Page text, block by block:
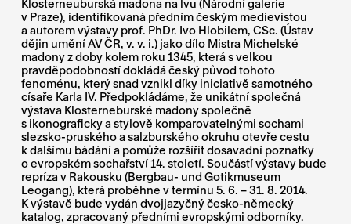
Klosterneuburská madona na lvu (Národní galerie
v Praze), identifikovaná předním českým medievistou
a autorem výstavy prof. PhDr. Ivo Hlobilem, CSc. (Ústav
dějin umění AV ČR, v. v. i.) jako dílo Mistra Michelské
madony z doby kolem roku 1345, která s velkou
pravděpodobností dokládá český původ tohoto
fenoménu, který snad vznikl díky iniciativě samotného
císaře Karla IV. Předpokládáme, že unikátní společná
výstava Klosterneburské madony společně
s ikonograficky a stylově komparovatelnými sochami
slezsko-pruského a salzburského okruhu otevře cestu
k dalšímu bádání a pomůže rozšířit dosavadní poznatky
o evropském sochařství 14. století. Součástí výstavy bude
repríza v Rakousku (Bergbau- und Gotikmuseum
Leogang), která proběhne v termínu 5. 6. – 31. 8. 2014.
K výstavě bude vydán dvojjazyčný česko-německý
katalog, zpracovaný předními evropskými odborníky.